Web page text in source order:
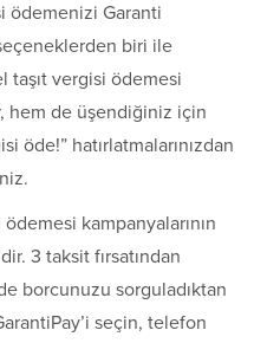
ödemenizi Garanti
seçeneklerden biri ile
taşıt vergisi ödemesi
hem de üşendiğiniz için
öde!” hatırlatmalarınızdan
kampanyalarının
3 taksit fırsatından
borcunuzu sorguladıktan
seçin, telefon